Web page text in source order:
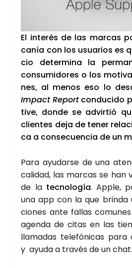
El inte­rés de las mar­cas
ca­nía con los usua­rios es
cio deter­mi­na la
con­su­mi­do­res o los
nes, al menos eso lo
Impact Reportcon­du­ci­do
ti­ve, don­de se advir­tió
clien­tes deja de tener
ca a con­se­cuen­cia de un
Para ayu­dar­se de una
cali­dad, las mar­cas se han
de la tec­no­lo­gía. Apple,
una app con la que
cio­nes ante fallas
agen­da de citas en las
lla­ma­das tele­fó­ni­cas para
y ayu­da a tra­vés de un chat.